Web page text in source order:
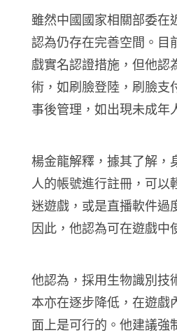
雖然中國國家相關部委在
認為仍存在完善空間。目
戲實名認證措施，但他認
術，如刷臉登陸，刷臉支
事後管理，如出現未成年
楊金龍解釋，據其了解，
人的帳號進行註冊，可以
迷遊戲，或是直播軟件過
因此，他認為可在遊戲中
他認為，採用生物識別技
本亦在逐步降低，在遊戲
面上是可行的。他建議強